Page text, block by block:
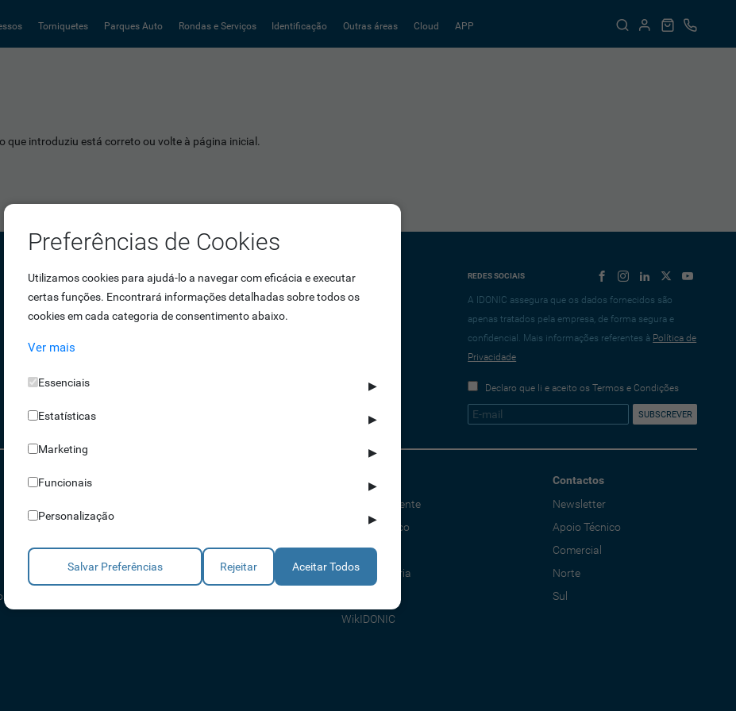
Torniquetes Parques Auto Rondas e Serviços Identificação Outras áreas Cloud APP
que introduziu está correto ou volte à página inicial.
REDES SOCIAIS
A IDONIC assegura que os dados fornecidos são
apenas tratados pela empresa, de forma segura e
confidencial. Mais informações referentes à Política de
Privacidade
Declaro que li e aceito os Termos e Condições
Integradores
Ajuda
Apoio ao Cliente
Apoio Técnico
Comercial
Consultadoria
WikIDONIC
Contactos
Newsletter
Apoio Técnico
Comercial
Norte
Sul
Preferências de Cookies
Utilizamos cookies para ajudá-lo a navegar com eficácia e executar
certas funções. Encontrará informações detalhadas sobre todos os
cookies em cada categoria de consentimento abaixo.
Ver mais
Essenciais ▶
Estatísticas ▶
Marketing ▶
Funcionais ▶
Personalização ▶
Salvar Preferências Rejeitar Aceitar Todos